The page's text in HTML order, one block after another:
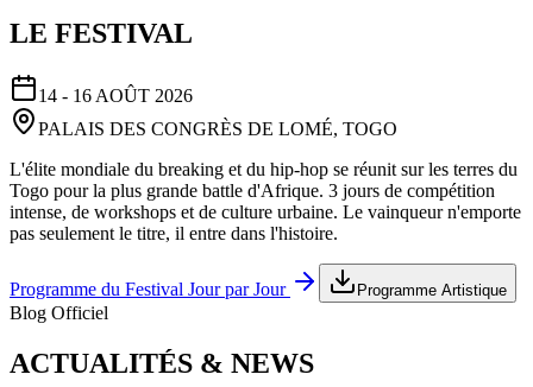
LE FESTIVAL
14 - 16 AOÛT 2026
PALAIS DES CONGRÈS DE LOMÉ, TOGO
L'élite mondiale du breaking et du hip-hop se réunit sur les terres du
Togo pour la plus grande battle d'Afrique. 3 jours de compétition
intense, de workshops et de culture urbaine. Le vainqueur n'emporte
pas seulement le titre, il entre dans l'histoire.
Programme du Festival Jour par Jour Programme Artistique
Blog Officiel
ACTUALITÉS & NEWS